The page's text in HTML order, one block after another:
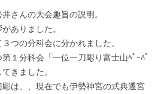
さんの大会趣旨の説明。
ありました。
つの分科会に分かれました。
１分科会「一位一刀彫り富士山ﾍﾟｰﾊﾟ
きました。
は、、現在でも伊勢神宮の式典遷宮